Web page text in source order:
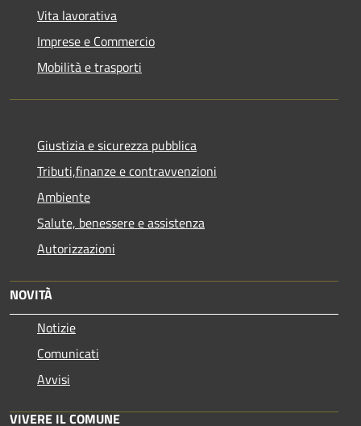
Vita lavorativa
Imprese e Commercio
Mobilità e trasporti
Giustizia e sicurezza pubblica
Tributi,finanze e contravvenzioni
Ambiente
Salute, benessere e assistenza
Autorizzazioni
NOVITÀ
Notizie
Comunicati
Avvisi
VIVERE IL COMUNE